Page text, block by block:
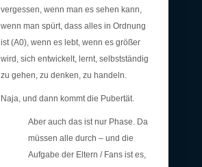
vergessen, wenn man es sehen kann,
wenn man spürt, dass alles in Ordnung
ist (A0), wenn es lebt, wenn es größer
wird, sich entwickelt, lernt, selbstständig
zu gehen, zu denken, zu handeln.
Naja, und dann kommt die Pubertät.
Aber auch das ist nur Phase. Da
müssen alle durch – und die
Aufgabe der Eltern / Fans ist es,